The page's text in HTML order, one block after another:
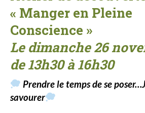
« Manger en Pleine
Conscience »
Le dimanche 26
de 13h30 à 16h30
Prendre le temps de se
savourer